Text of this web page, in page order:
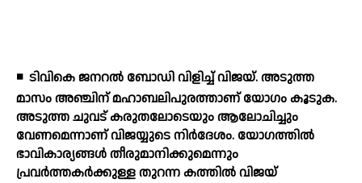
◾ ടിവികെ ജനറല്‍ ബോഡി വിളിച്ച് വിജയ്. അടുത്ത
മാസം അഞ്ചിന് മഹാബലിപുരത്താണ് യോഗം കൂടുക.
അടുത്ത ചുവട് കരുതലോടെയും ആലോചിച്ചും
വേണമെന്നാണ് വിജയ്യുടെ നിര്‍ദേശം. യോഗത്തില്‍
ഭാവികാര്യങ്ങള്‍ തീരുമാനിക്കുമെന്നും
പ്രവര്‍ത്തകര്‍ക്കുള്ള തുറന്ന കത്തില്‍ വിജയ്